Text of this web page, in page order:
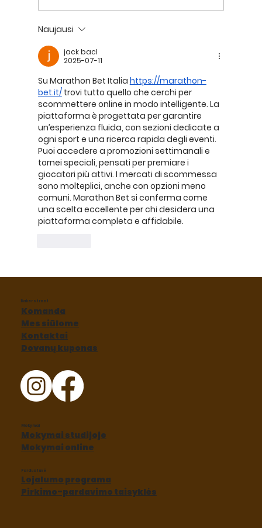
Naujausi
jack bacl
2025-07-11
Su Marathon Bet Italia https://marathon-
bet.it/ trovi tutto quello che cerchi per
scommettere online in modo intelligente. La
piattaforma è progettata per garantire
un’esperienza fluida, con sezioni dedicate a
ogni sport e una ricerca rapida degli eventi.
Puoi accedere a promozioni settimanali e
tornei speciali, pensati per premiare i
giocatori più attivi. I mercati di scommessa
sono molteplici, anche con opzioni meno
comuni. Marathon Bet si conferma come
una scelta eccellente per chi desidera una
piattaforma completa e affidabile.
Komanda
Mes siūlome
Kontaktai
Dovanų kuponas
Baker street
Parduotuvė
Lojalumo programa
Pirkimo-pardavimo taisyklės
Mokymai
Mokymai studijoje
Mokymai online